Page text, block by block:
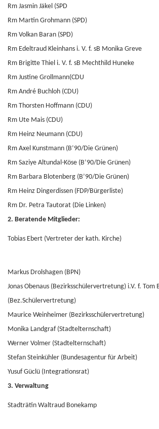
Rm Jasmin Jäkel (SPD
Rm Martin Grohmann (SPD)
Rm Volkan Baran (SPD)
Rm Edeltraud Kleinhans i. V. f. sB Monika Greve
Rm Brigitte Thiel i. V. f. sB Mechthild Huneke
Rm Justine Grollmann(CDU
Rm André Buchloh (CDU)
Rm Thorsten Hoffmann (CDU)
Rm Ute Mais (CDU)
Rm Heinz Neumann (CDU)
Rm Axel Kunstmann (B’90/Die Grünen)
Rm Saziye Altundal-Köse (B’90/Die Grünen)
Rm Barbara Blotenberg (B’90/Die Grünen)
Rm Heinz Dingerdissen (FDP/Bürgerliste)
Rm Dr. Petra Tautorat (Die Linken)
2. Beratende Mitglieder:
Tobias Ebert (Vertreter der kath. Kirche)
Markus Drolshagen (BPN)
Jonas Obenaus (Bezirksschülervertretung) i.V. f. Tom
(Bez.Schülervertretung)
Maurice Weinheimer (Bezirksschülervertretung)
Monika Landgraf (Stadtelternschaft)
Werner Volmer (Stadtelternschaft)
Stefan Steinkühler (Bundesagentur für Arbeit)
Yusuf Güclü (Integrationsrat)
3. Verwaltung
Stadträtin Waltraud Bonekamp